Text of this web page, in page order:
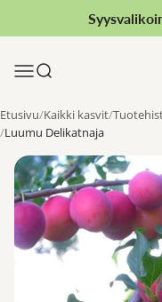
Siirry sisältöön
Valikko
Haku
Etusivu Kaikki kasvit
Luumu Delikatnaja